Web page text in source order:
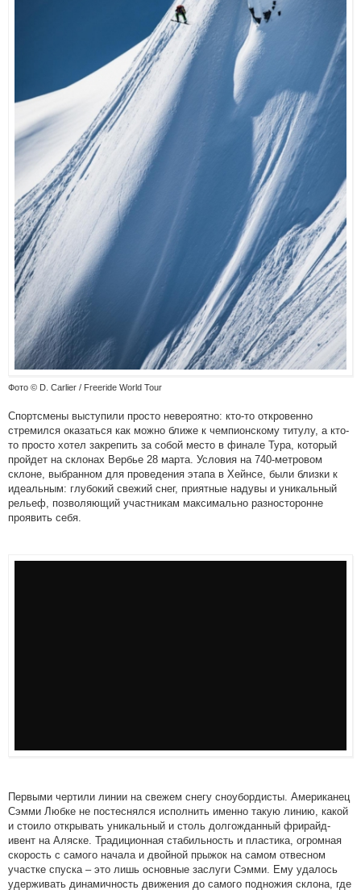
Фото © D. Carlier / Freeride World Tour
Спортсмены выступили просто невероятно: кто-то откровенно
стремился оказаться как можно ближе к чемпионскому титулу, а кто-
то просто хотел закрепить за собой место в финале Тура, который
пройдет на склонах Вербье 28 марта. Условия на 740-метровом
склоне, выбранном для проведения этапа в Хейнсе, были близки к
идеальным: глубокий свежий снег, приятные надувы и уникальный
рельеф, позволяющий участникам максимально разносторонне
проявить себя.
Первыми чертили линии на свежем снегу сноубордисты. Американец
Сэмми Любке не постеснялся исполнить именно такую линию, какой
и стоило открывать уникальный и столь долгожданный фрирайд-
ивент на Аляске. Традиционная стабильность и пластика, огромная
скорость с самого начала и двойной прыжок на самом отвесном
участке спуска – это лишь основные заслуги Сэмми. Ему удалось
удерживать динамичность движения до самого подножия склона, где